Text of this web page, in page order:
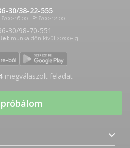
30/38-22-555
8:00-16:00 | P: 8:00-12:00
30/98-70-551
munkaidőn kívül 20:00-ig
megválaszolt feladat